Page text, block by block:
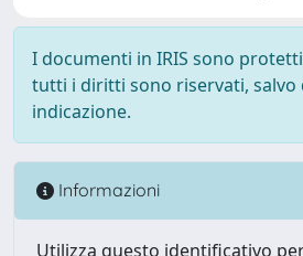
I documenti in IRIS sono
tutti i diritti sono riservati, salvo
indicazione.
Informazioni
Utilizza questo identificativo